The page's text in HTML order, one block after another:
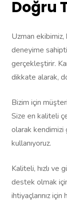
Doğru
Uzman ekibimiz,
deneyime
gerçekleştirir.
dikkate alarak,
Bizim için
Size en kaliteli
olarak
kullanıyoruz.
Kaliteli, hızlı ve
destek olmak
ihtiyaçlarınız